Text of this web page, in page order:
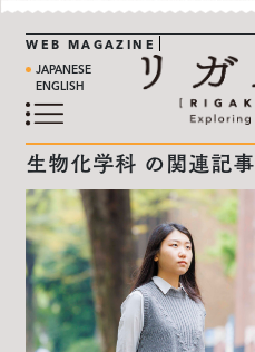
WEB MAGAZINE
JAPANESE
ENGLISH
生物化学科 の関連記事